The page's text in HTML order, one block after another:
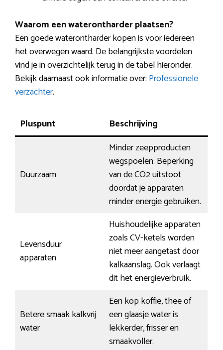
Waarom een waterontharder plaatsen?
Een goede waterontharder kopen is voor iedereen
het overwegen waard. De belangrijkste voordelen
vind je in overzichtelijk terug in de tabel hieronder.
Bekijk daarnaast ook informatie over: Professionele
verzachter.
Pluspunt Beschrijving
Duurzaam
Minder zeepproducten
wegspoelen. Beperking
van de CO2 uitstoot
doordat je apparaten
minder energie gebruiken.
Levensduur
apparaten
Huishoudelijke apparaten
zoals CV-ketels worden
niet meer aangetast door
kalkaanslag. Ook verlaagt
dit het energieverbruik.
Betere smaak kalkvrij
water
Een kop koffie, thee of
een glaasje water is
lekkerder, frisser en
smaakvoller.